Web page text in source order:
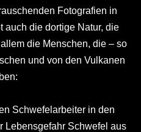
Fotografien in
auch die dortige Natur, die
die Menschen, die – so
und von den Vulkanen
Schwefelarbeiter in den
Lebensgefahr Schwefel aus